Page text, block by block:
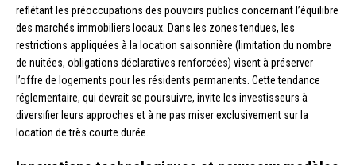
reflétant les préoccupations des pouvoirs publics concernant l’équilibre
des marchés immobiliers locaux. Dans les zones tendues, les
restrictions appliquées à la location saisonnière (limitation du nombre
de nuitées, obligations déclaratives renforcées) visent à préserver
l’offre de logements pour les résidents permanents. Cette tendance
réglementaire, qui devrait se poursuivre, invite les investisseurs à
diversifier leurs approches et à ne pas miser exclusivement sur la
location de très courte durée.